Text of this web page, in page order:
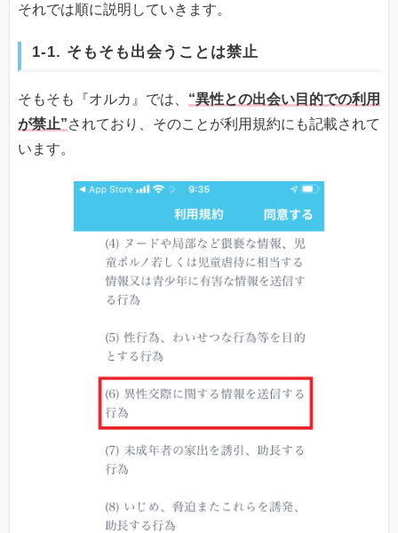
それでは順に説明していきます。
1-1. そもそも出会うことは禁止
そもそも『オルカ』では、 “異性との出会い目的での利用
が禁止”されており、そのことが利用規約にも記載されて
います。